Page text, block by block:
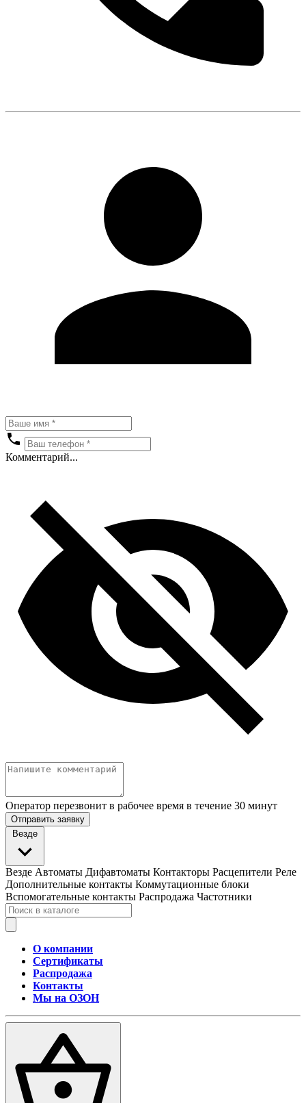
Комментарий...
Оператор перезвонит в рабочее время в течение 30 минут
Отправить заявку
Везде
Везде Автоматы Дифавтоматы Контакторы Расцепители Реле
Дополнительные контакты Коммутационные блоки
Вспомогательные контакты Распродажа Частотники
О компании
Сертификаты
Распродажа
Контакты
Мы на ОЗОН